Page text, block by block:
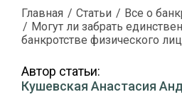
Главная Статьи
Все о
Могут ли забрать
банкротстве физического
Автор статьи:
Кушевская Анастасия